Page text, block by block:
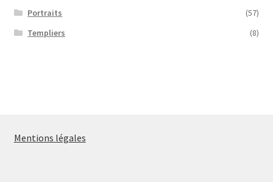
Portraits
(57)
Templiers
(8)
Mentions légales